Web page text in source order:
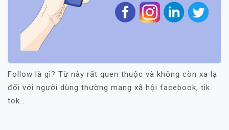
Follow là gì? Từ này rất quen thuộc và không còn xa lạ
đối với người dùng thường mạng xã hội facebook, tik
tok….